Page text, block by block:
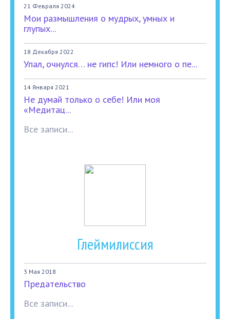
21 Февраля 2024
Мои размышления о мудрых, умных и
глупых...
18 Декабря 2022
Упал, очнулся… не гипс! Или немного о пе...
14 Января 2021
Не думай только о себе! Или моя
«Медитац...
Все записи...
Глеймилиссия
3 Мая 2018
Предательство
Все записи...